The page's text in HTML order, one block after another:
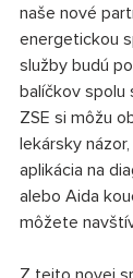
naše nové
energetickou
služby budú
balíčkov spolu
ZSE si môžu
lekársky
aplikácia na
alebo Aida
môžete